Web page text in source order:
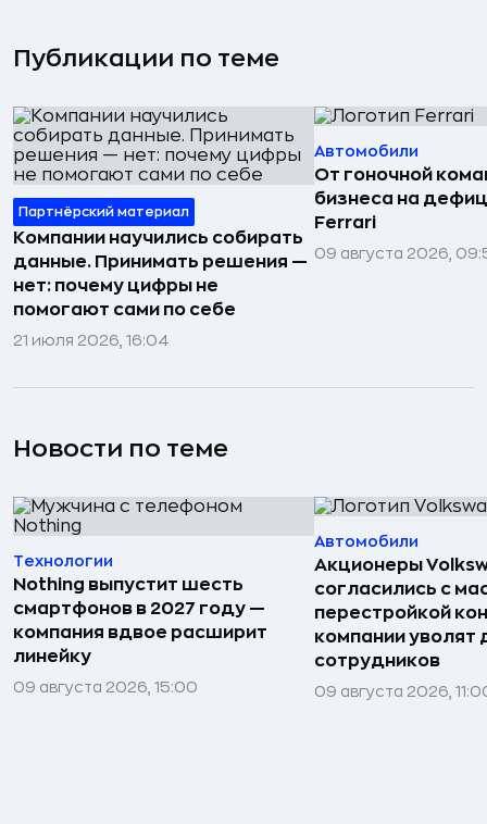
Публикации по теме
Партнёрский материал
Компании научились собирать
данные. Принимать решения —
нет: почему цифры не
помогают сами по себе
21 июля 2026, 16:04
Автомобили
От гоночной
бизнеса на
Ferrari
09 августа 2026,
Новости по теме
Технологии
Nothing выпустит шесть
смартфонов в 2027 году —
компания вдвое расширит
линейку
09 августа 2026, 15:00
Автомобили
Акционеры
согласились с
перестройкой
компании уволят
сотрудников
09 августа 2026,